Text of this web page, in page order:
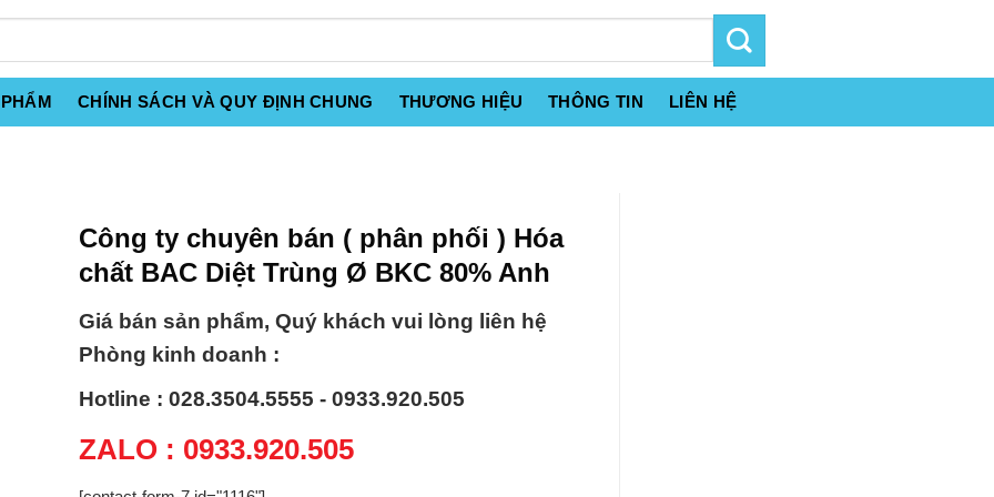
CHÍNH SÁCH VÀ QUY ĐỊNH CHUNG THƯƠNG HIỆU THÔNG TIN LIÊN HỆ
Công ty chuyên bán ( phân phối ) Hóa
chất BAC Diệt Trùng Ø BKC 80% Anh
Giá bán sản phẩm, Quý khách vui lòng liên hệ
Phòng kinh doanh :
Hotline : 028.3504.5555 - 0933.920.505
ZALO : 0933.920.505